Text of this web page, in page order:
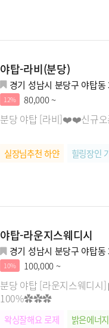
야탑-라비(분당)
경기 성남시 분당구 야탑동
12% 80,000 ~
분당 야탑 [라비]❤️❤️신규
실장님추천 하얀 힐링장인
야탑-라운지스웨디시
경기 성남시 분당구 야탑동
10% 100,000 ~
분당 야탑 [라운지스웨
100%✿✿✿
왁싱잘해요 로제 밝은에너